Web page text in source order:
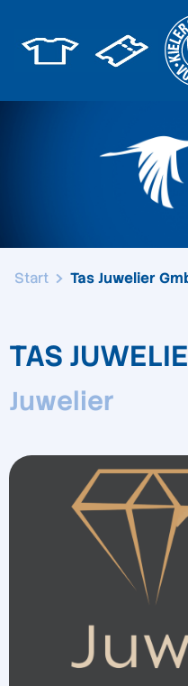
Start Tas Juwelier
TAS
Juwelier